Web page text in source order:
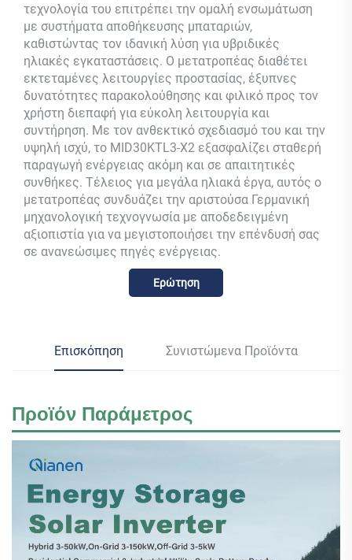
τεχνολογία του επιτρέπει την ομαλή ενσωμάτωση
με συστήματα αποθήκευσης μπαταριών,
καθιστώντας τον ιδανική λύση για υβριδικές
ηλιακές εγκαταστάσεις. Ο μετατροπέας διαθέτει
εκτεταμένες λειτουργίες προστασίας, έξυπνες
δυνατότητες παρακολούθησης και φιλικό προς τον
χρήστη διεπαφή για εύκολη λειτουργία και
συντήρηση. Με τον ανθεκτικό σχεδιασμό του και την
υψηλή ισχύ, το MID30KTL3-X2 εξασφαλίζει σταθερή
παραγωγή ενέργειας ακόμη και σε απαιτητικές
συνθήκες. Τέλειος για μεγάλα ηλιακά έργα, αυτός ο
μετατροπέας συνδυάζει την αριστούσα Γερμανική
μηχανολογική τεχνογνωσία με αποδεδειγμένη
αξιοπιστία για να μεγιστοποιήσει την επένδυσή σας
σε ανανεώσιμες πηγές ενέργειας.
Ερώτηση
Επισκόπηση Συνιστώμενα Προϊόντα
Προϊόν Παράμετρος